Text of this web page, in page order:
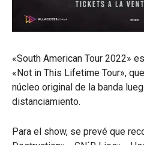
«South American Tour 2022»
«Not in This Lifetime Tour»,
núcleo original de la banda
distanciamiento.
Para el show, se prevé que